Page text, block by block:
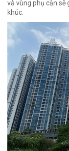
và vùng phụ cận sẽ
khúc.